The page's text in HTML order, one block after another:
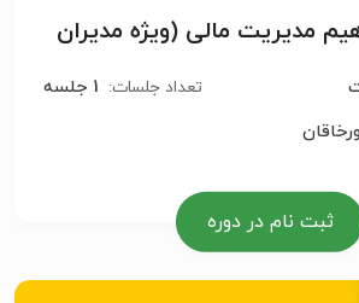
مدیریت مالی (ویژه مدیران
تعداد جلسات: 1 جلسه
ثبت نام در دوره